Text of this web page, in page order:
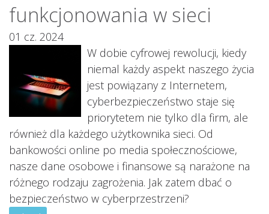
funkcjonowania w sieci
01 cz. 2024
W dobie cyfrowej rewolucji, kiedy
niemal każdy aspekt naszego życia
jest powiązany z Internetem,
cyberbezpieczeństwo staje się
priorytetem nie tylko dla firm, ale
również dla każdego użytkownika sieci. Od
bankowości online po media społecznościowe,
nasze dane osobowe i finansowe są narażone na
różnego rodzaju zagrożenia. Jak zatem dbać o
bezpieczeństwo w cyberprzestrzeni?